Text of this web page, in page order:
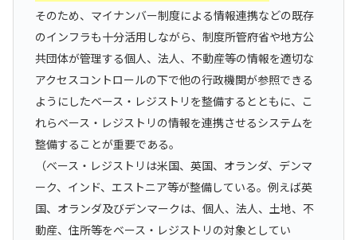
そのため、マイナンバー制度による情報連携などの既存
のインフラも十分活用しながら、制度所管府省や地方公
共団体が管理する個人、法人、不動産等の情報を適切な
アクセスコントロールの下で他の行政機関が参照できる
ようにしたベース・レジストリを整備するとともに、こ
れらベース・レジストリの情報を連携させるシステムを
整備することが重要である。
（ベース・レジストリは米国、英国、オランダ、デンマ
ーク、インド、エストニア等が整備している。例えば英
国、オランダ及びデンマークは、個人、法人、土地、不
動産、住所等をベース・レジストリの対象としてい